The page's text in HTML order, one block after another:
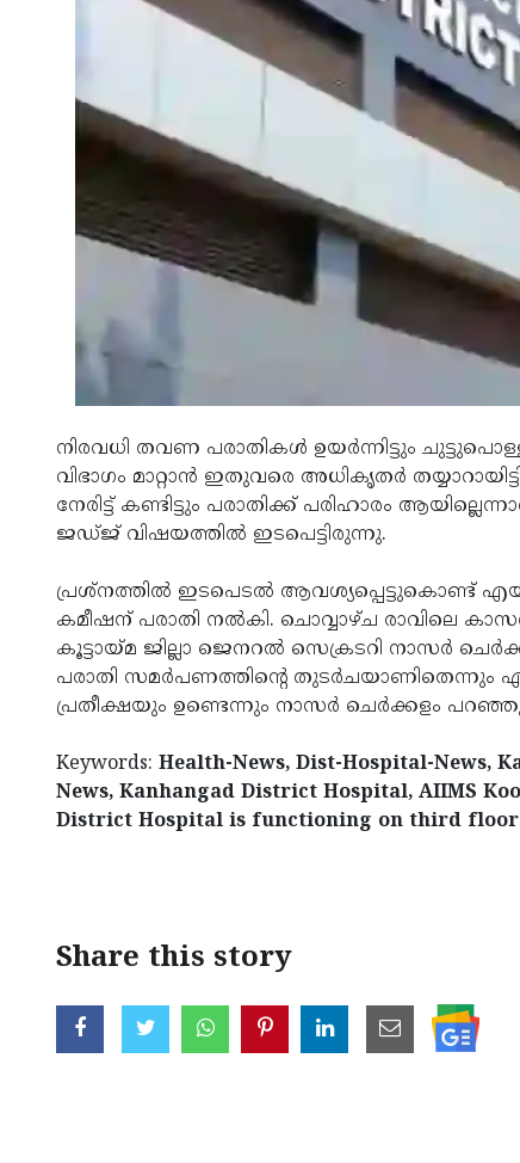
നിരവധി തവണ പരാതികള്‍ ഉയര്‍ന്നിട്ടും
വിഭാഗം മാറ്റാന്‍ ഇതുവരെ അധികൃതര്‍
നേരിട്ട് കണ്ടിട്ടും പരാതിക്ക് പരിഹാരം
ജഡ്ജ് വിഷയത്തില്‍ ഇടപെട്ടിരുന്നു.
പ്രശ്നത്തില്‍ ഇടപെടല്‍ ആവശ്യപ്പെട്ടുകൊണ്ട്
കമീഷന് പരാതി നല്‍കി. ചൊവ്വാഴ്ച രാവിലെ
കൂട്ടായ്മ ജില്ലാ ജെനറല്‍ സെക്രടറി നാസര്‍
പരാതി സമര്‍പണത്തിന്റെ തുടര്‍ചയാണിതെന്നും
പ്രതീക്ഷയും ഉണ്ടെന്നും നാസര്‍ ചെര്‍ക്കളം
Keywords: Health-News, Dist-Hospital-News,
News, Kanhangad District Hospital, AIIMS
District Hospital is functioning on third
Share this story